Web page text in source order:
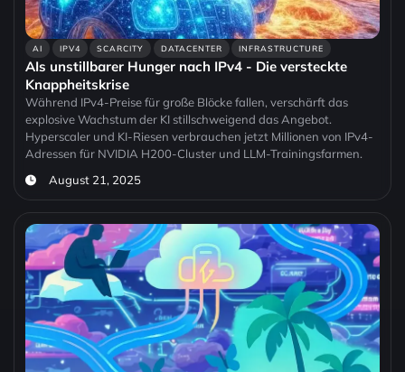
AI IPV4 SCARCITY DATACENTER INFRASTRUCTURE
AIs unstillbarer Hunger nach IPv4 - Die versteckte
Knappheitskrise
Während IPv4-Preise für große Blöcke fallen, verschärft das
explosive Wachstum der KI stillschweigend das Angebot.
Hyperscaler und KI-Riesen verbrauchen jetzt Millionen von IPv4-
Adressen für NVIDIA H200-Cluster und LLM-Trainingsfarmen.
August 21, 2025